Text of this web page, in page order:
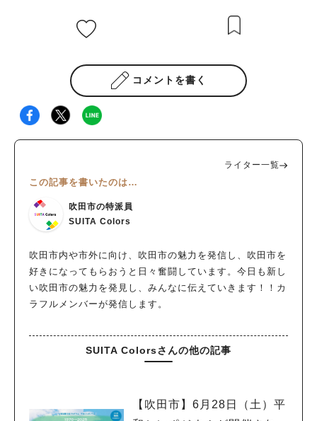
コメントを書く
ライター一覧
この記事を書いたのは…
吹田市の特派員
SUITA Colors
吹田市内や市外に向け、吹田市の魅力を発信し、吹田市を
好きになってもらおうと日々奮闘しています。今日も新し
い吹田市の魅力を発見し、みんなに伝えていきます！！カ
ラフルメンバーが発信します。
SUITA Colorsさんの他の記事
【吹田市】6月28日（土）平
#今週どこいく？#自然とふれあう#ランチ #カフェ#まとめ